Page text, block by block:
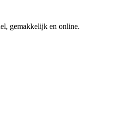
gemakkelijk en online.